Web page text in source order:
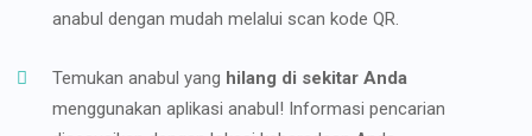
anabul dengan mudah melalui scan kode QR.
Temukan anabul yang hilang di sekitar Anda
menggunakan aplikasi anabul! Informasi pencarian